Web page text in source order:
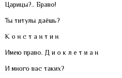
Царицы?.. Браво!
Ты титулы даёшь?
К о н с т а н т и н
Имею право. Д и о к л е т и а н
И много вас таких?